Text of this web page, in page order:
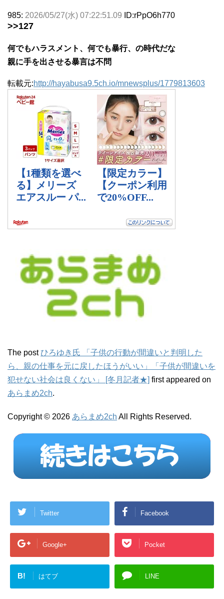
985: 2026/05/27(水) 07:22:51.09 ID:rPpO6h770
>>127
何でもハラスメント、何でも暴行、の時代だな
親に手を出させる暴言は不問
転載元:http://hayabusa9.5ch.io/mnewsplus/1779813603
The post ひろゆき氏 「子供の行動が間違いと判明した
ら、親の仕事を元に戻したほうがいい」「子供が間違いを
犯せない社会は良くない」 [冬月記者★] first appeared on
あらまめ2ch.
Copyright © 2026 あらまめ2ch All Rights Reserved.
Twitter Facebook
Google+ Pocket
B! はてブ LINE